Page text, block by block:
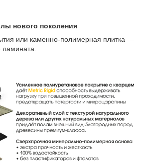
нового поколения
или каменно-полимерная плитка —